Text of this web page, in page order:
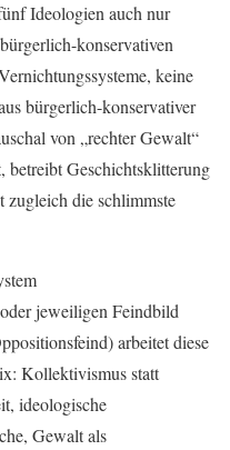
Ideologien auch nur
konservativen
keine
bürgerlich-konservativer
von „rechter Gewalt“
betreibt Geschichtsklitterung
zugleich die schlimmste
jeweiligen Feindbild
arbeitet diese
Kollektivismus statt
ideologische
Gewalt als